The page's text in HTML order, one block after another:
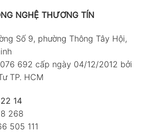
NGHỆ THƯƠNG TÍN
Số 9, phường Thông Tây Hội,
692 cấp ngày 04/12/2012 bởi
TP. HCM
14
268
505 111